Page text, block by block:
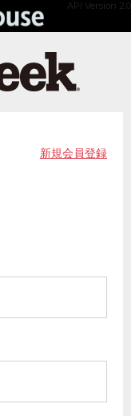
API Version 2.0
新規会員登録